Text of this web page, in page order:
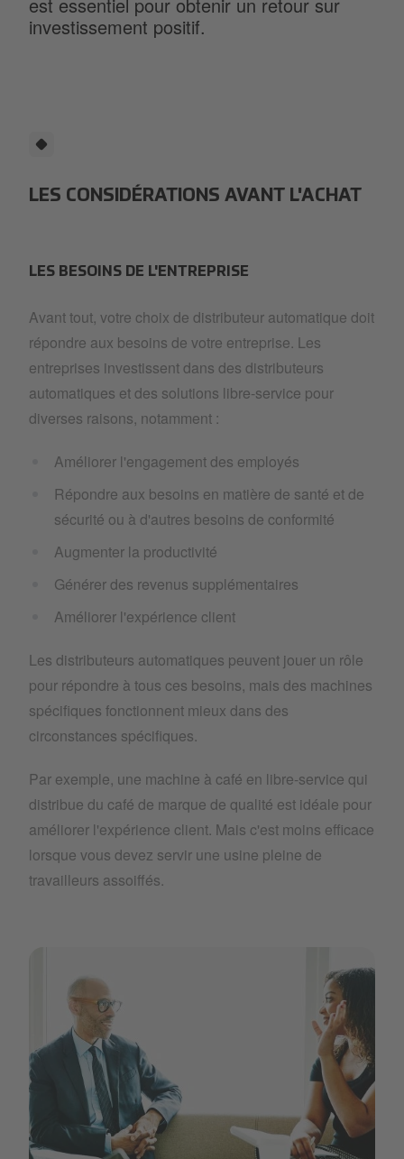
investissement positif.
LES CONSIDÉRATIONS AVANT L'ACHAT
LES BESOINS DE L'ENTREPRISE
Avant tout, votre choix de distributeur automatique doit
répondre aux besoins de votre entreprise. Les
entreprises investissent dans des distributeurs
automatiques et des solutions libre-service pour
diverses raisons, notamment :
Améliorer l'engagement des employés
Répondre aux besoins en matière de santé et de
sécurité ou à d'autres besoins de conformité
Augmenter la productivité
Générer des revenus supplémentaires
Améliorer l'expérience client
Les distributeurs automatiques peuvent jouer un rôle
pour répondre à tous ces besoins, mais des machines
spécifiques fonctionnent mieux dans des
circonstances spécifiques.
Par exemple, une machine à café en libre-service qui
distribue du café de marque de qualité est idéale pour
améliorer l'expérience client. Mais c'est moins efficace
lorsque vous devez servir une usine pleine de
travailleurs assoiffés.